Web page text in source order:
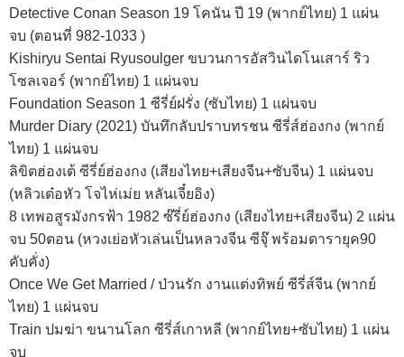
Detective Conan Season 19 โคนัน ปี 19 (พากย์ไทย) 1 แผ่น
จบ (ตอนที่ 982-1033 )
Kishiryu Sentai Ryusoulger ขบวนการอัสวินไดโนเสาร์ ริว
โซลเจอร์ (พากย์ไทย) 1 แผ่นจบ
Foundation Season 1 ซีรี่ย์ฝรั่ง (ซับไทย) 1 แผ่นจบ
Murder Diary (2021) บันทึกลับปราบทรชน ซีรี่ส์ฮ่องกง (พากย์
ไทย) 1 แผ่นจบ
ลิขิตฮ่องเต้ ซีรี่ย์ฮ่องกง (เสียงไทย+เสียงจีน+ซับจีน) 1 แผ่นจบ
(หลิวเต๋อหัว โจไห่เม่ย หลันเจี๋ยอิง)
8 เทพอสูรมังกรฟ้า 1982 ซ๊รี่ย์ฮ่องกง (เสียงไทย+เสียงจีน) 2 แผ่น
จบ 50ตอน (หวงเย่อหัวเล่นเป็นหลวงจีน ซีจุ๊ พร้อมดารายุค90
คับคั่ง)
Once We Get Married / ป่วนรัก งานแต่งทิพย์ ซีรี่ส์จีน (พากย์
ไทย) 1 แผ่นจบ
Train ปมฆ่า ขนานโลก ซีรี่ส์เกาหลี (พากย์ไทย+ซับไทย) 1 แผ่น
จบ